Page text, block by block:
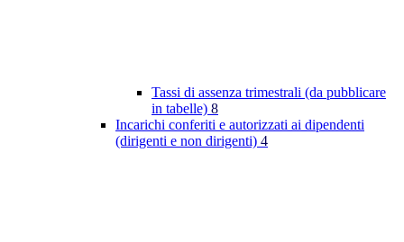
Tassi di assenza trimestrali (da pubblicare
in tabelle) 8
Incarichi conferiti e autorizzati ai dipendenti
(dirigenti e non dirigenti) 4